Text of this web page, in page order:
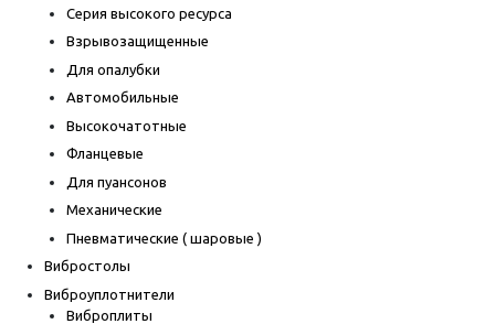
Серия высокого ресурса
Взрывозащищенные
Для опалубки
Автомобильные
Высокочатотные
Фланцевые
Для пуансонов
Механические
Пневматические ( шаровые )
Вибростолы
Виброуплотнители
Виброплиты